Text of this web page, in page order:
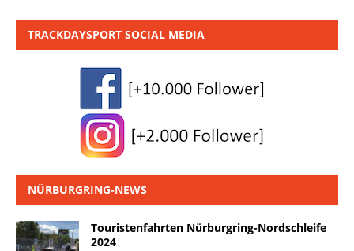
TRACKDAYSPORT SOCIAL MEDIA
NÜRBURGRING-NEWS
Touristenfahrten Nürburgring-Nordschleife
2024